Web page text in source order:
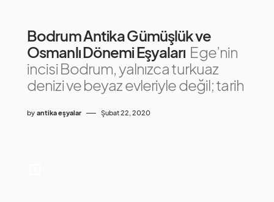
Bodrum Antika Gümüşlük ve
Osmanlı Dönemi Eşyaları Ege’nin
incisi Bodrum, yalnızca turkuaz
denizi ve beyaz evleriyle değil; tarih
by antika eşyalar Şubat 22, 2020